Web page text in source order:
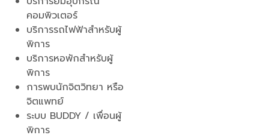
คอมพิวเตอร์
บริการรถไฟฟ้าสำหรับผู้
พิการ
บริการหอพักสำหรับผู้
พิการ
การพบนักจิตวิทยา หรือ
จิตแพทย์
ระบบ BUDDY / เพื่อนผู้
พิการ